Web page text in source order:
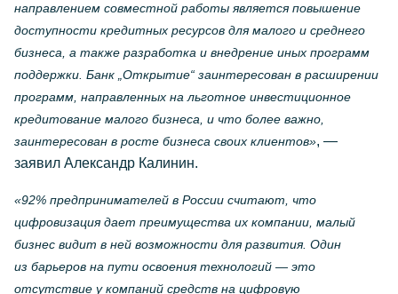
направлением совместной работы является повышение
доступности кредитных ресурсов для малого и среднего
бизнеса, а также разработка и внедрение иных программ
поддержки. Банк „Открытие“ заинтересован в расширении
программ, направленных на льготное инвестиционное
кредитование малого бизнеса, и что более важно,
заинтересован в росте бизнеса своих клиентов», —
заявил Александр Калинин.
«92% предпринимателей в России считают, что
цифровизация дает преимущества их компании, малый
бизнес видит в ней возможности для развития. Один
из барьеров на пути освоения технологий — это
отсутствие у компаний средств на цифровую